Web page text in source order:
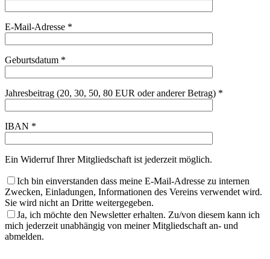
E-Mail-Adresse *
Geburtsdatum *
Jahresbeitrag (20, 30, 50, 80 EUR oder anderer Betrag) *
IBAN *
Ein Widerruf Ihrer Mitgliedschaft ist jederzeit möglich.
Ich bin einverstanden dass meine E-Mail-Adresse zu internen
Zwecken, Einladungen, Informationen des Vereins verwendet wird.
Sie wird nicht an Dritte weitergegeben.
Ja, ich möchte den Newsletter erhalten. Zu/von diesem kann ich
mich jederzeit unabhängig von meiner Mitgliedschaft an- und
abmelden.